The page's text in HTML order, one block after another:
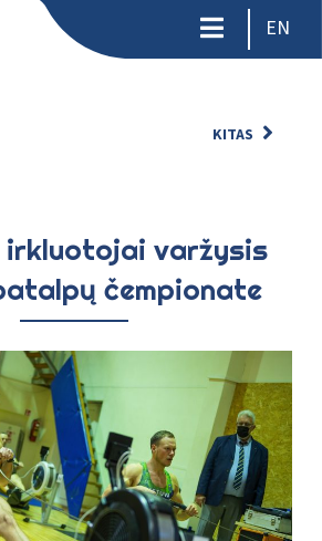
EN
KITAS
irkluotojai varžysis
čempionate